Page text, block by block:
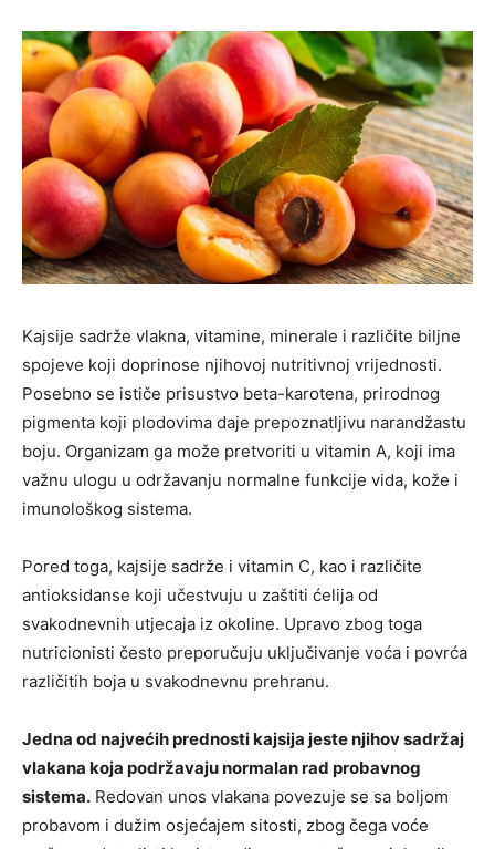
Kajsije sadrže vlakna, vitamine, minerale i različite biljne
spojeve koji doprinose njihovoj nutritivnoj vrijednosti.
Posebno se ističe prisustvo beta-karotena, prirodnog
pigmenta koji plodovima daje prepoznatljivu narandžastu
boju. Organizam ga može pretvoriti u vitamin A, koji ima
važnu ulogu u održavanju normalne funkcije vida, kože i
imunološkog sistema.
Pored toga, kajsije sadrže i vitamin C, kao i različite
antioksidanse koji učestvuju u zaštiti ćelija od
svakodnevnih utjecaja iz okoline. Upravo zbog toga
nutricionisti često preporučuju uključivanje voća i povrća
različitih boja u svakodnevnu prehranu.
Jedna od najvećih prednosti kajsija jeste njihov sadržaj
vlakana koja podržavaju normalan rad probavnog
sistema. Redovan unos vlakana povezuje se sa boljom
probavom i dužim osjećajem sitosti, zbog čega voće